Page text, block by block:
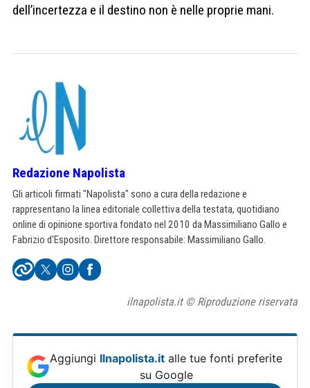
dell’incertezza e il destino non è nelle proprie mani.
Redazione Napolista
Gli articoli firmati "Napolista" sono a cura della redazione e
rappresentano la linea editoriale collettiva della testata, quotidiano
online di opinione sportiva fondato nel 2010 da Massimiliano Gallo e
Fabrizio d'Esposito. Direttore responsabile: Massimiliano Gallo.
ilnapolista.it © Riproduzione riservata
Aggiungi Ilnapolista.it alle tue fonti preferite
su Google